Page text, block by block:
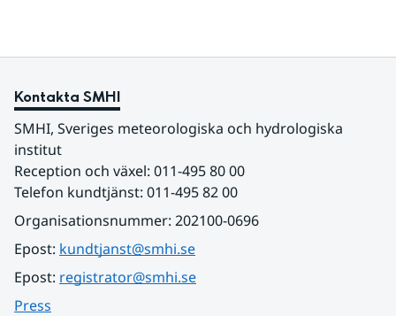
Kontakta SMHI
SMHI, Sveriges meteorologiska och hydrologiska
institut
Reception och växel: 011-495 80 00
Telefon kundtjänst: 011-495 82 00
Organisationsnummer: 202100-0696
Epost: kundtjanst@smhi.se
Epost: registrator@smhi.se
Press